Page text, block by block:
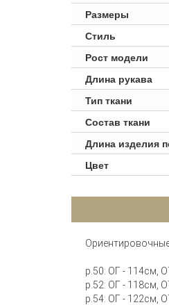
Размеры
Стиль
Рост модели
Длина рукава
Тип ткани
Состав ткани
Длина изделия
Цвет
р.50: ОГ - 114см,
р.52: ОГ - 118см,
р.54: ОГ - 122см,